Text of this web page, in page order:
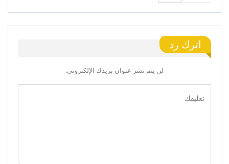
اترك رد
لن يتم نشر عنوان بريدك الإلكتروني.